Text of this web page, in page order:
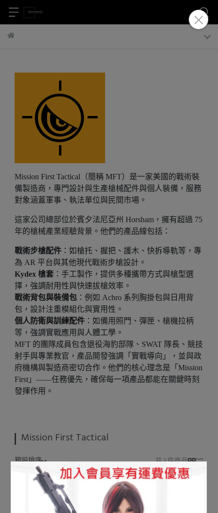
Mission First Tactical（簡稱 MFT）是一家美國的戰術裝
備製造商，專門設計與生產槍械配件與個人裝備，服務
對象涵蓋軍事、執法單位與民間市場。
這家公司總部位於賓夕法尼亞州 Horsham，擁有超過 75
年的槍械產業經驗背景。他們的產品線包括：
戰術步槍配件 ：如槍托、握把、護木、快拆導軌等，專
為 AR 平台與其他現代戰術步槍設計。
Kydex 槍套 ：手工製作，提供多種攜帶方式與槍型選
擇，強調耐用性與快速拔槍效率。
戰術背包與裝備包 ：例如 Achro 系列胸掛包與日用背
包，設計注重模組化與實用性。
個人防衛與訓練配件 ：如備用照門、彈匣、槍機拉柄
等，強調實戰應用與人體工學。
MFT 的團隊成員包含退役海豹部隊、SWAT 隊長、競技
射手與專業教官，產品開發強調「實戰導向」，並與政
府機構與製造商密切合作。他們的核心理念是「Mission
First」——任務優先，確保每一項產品都能在關鍵時刻
發揮作用。
Mission First Tactical
預設排序 共 1 件商品